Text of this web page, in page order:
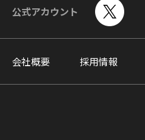
公式アカウント
会社概要 採用情報